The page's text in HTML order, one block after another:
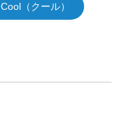
Cool（クール）